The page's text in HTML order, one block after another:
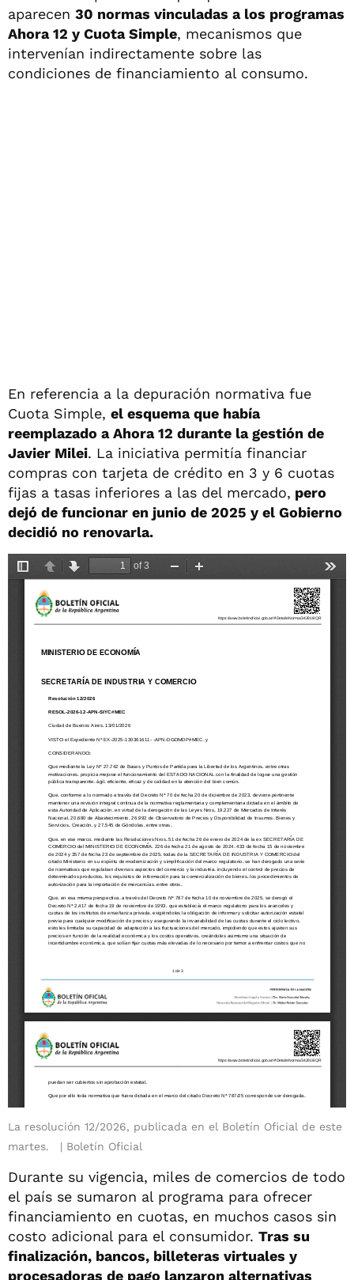
aparecen 30 normas vinculadas a los programas
Ahora 12 y Cuota Simple, mecanismos que
intervenían indirectamente sobre las
condiciones de financiamiento al consumo.
En referencia a la depuración normativa fue
Cuota Simple, el esquema que había
reemplazado a Ahora 12 durante la gestión de
Javier Milei. La iniciativa permitía financiar
compras con tarjeta de crédito en 3 y 6 cuotas
fijas a tasas inferiores a las del mercado, pero
dejó de funcionar en junio de 2025 y el Gobierno
decidió no renovarla.
La resolución 12/2026, publicada en el Boletín Oficial de este
martes.
Boletín Oficial
Durante su vigencia, miles de comercios de todo
el país se sumaron al programa para ofrecer
financiamiento en cuotas, en muchos casos sin
costo adicional para el consumidor. Tras su
finalización, bancos, billeteras virtuales y
procesadoras de pago lanzaron alternativas